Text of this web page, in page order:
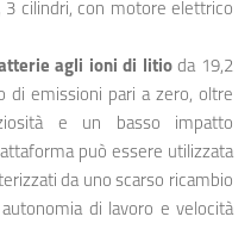
3 cilindri, con motore elettrico
agli ioni di litioda 19,2
di emissioni pari a zero, oltre
e un basso impatto
può essere utilizzata
da uno scarso ricambio
autonomia di lavoro e velocità